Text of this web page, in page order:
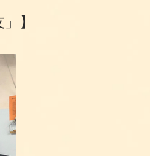
】